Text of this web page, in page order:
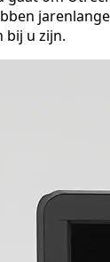
bij u zijn.